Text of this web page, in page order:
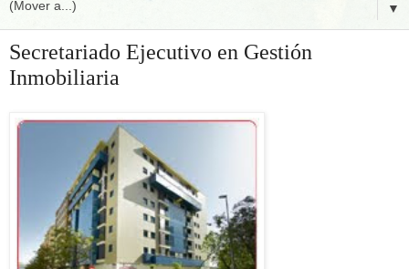
▼
Secretariado Ejecutivo en Gestión
Inmobiliaria